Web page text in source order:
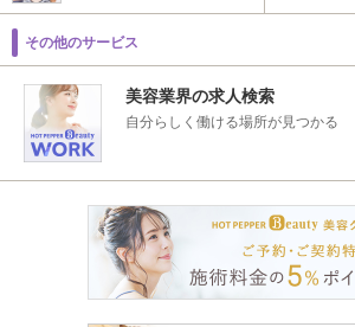
その他のサービス
美容業界の求人検索
自分らしく働ける場所が見つかる